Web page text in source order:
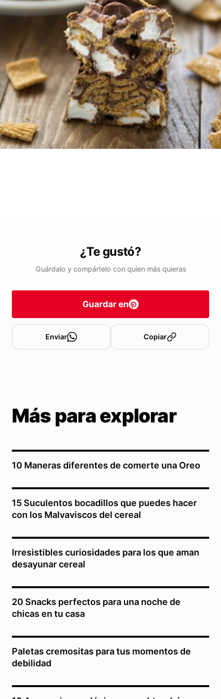
¿Te gustó?
Guárdalo y compártelo con quien más quieras
Guardar en
Enviar Copiar
Más para explorar
10 Maneras diferentes de comerte una Oreo
15 Suculentos bocadillos que puedes hacer
con los Malvaviscos del cereal
Irresistibles curiosidades para los que aman
desayunar cereal
20 Snacks perfectos para una noche de
chicas en tu casa
Paletas cremositas para tus momentos de
debilidad